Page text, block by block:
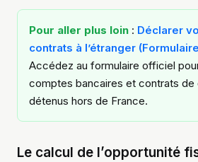
Pour aller plus loin : Déclarer
contrats à l’étranger
Accédez au formulaire officiel
comptes bancaires et contrats de
détenus hors de France.
Le calcul de l’opportunité